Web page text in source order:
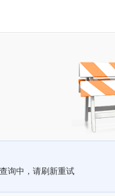
询中，请刷新重试